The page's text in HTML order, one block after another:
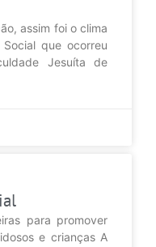
assim foi o clima
que ocorreu
Jesuíta de
para promover
e crianças A